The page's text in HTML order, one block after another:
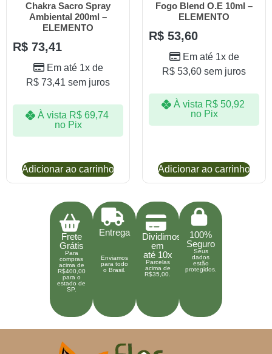
Chakra Sacro Spray
Ambiental 200ml –
ELEMENTO
R$ 73,41
Em até 1x de
R$ 73,41 sem juros
À vista R$69,74
no Pix
Adicionar ao carrinho
Fogo Blend O.E 10ml –
ELEMENTO
R$ 53,60
Em até 1x de
R$ 53,60 sem juros
À vista R$50,92
no Pix
Adicionar ao carrinho
Frete
Grátis
Para
compras
acima de
R$400,00
para o
estado de
SP.
Entrega
Enviamos
para todo
o Brasil.
Dividimos
em
até 10x
Parcelas
acima de
R$35,00.
100%
Seguro
Seus
dados
estão
protegidos.